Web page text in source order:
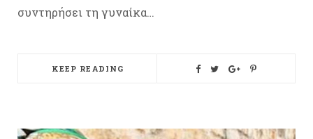
συντηρήσει τη γυναίκα…
KEEP READING